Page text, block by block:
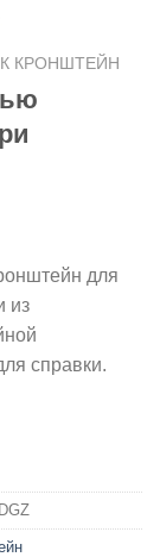
КРОНШТЕЙН
для
из
справки.